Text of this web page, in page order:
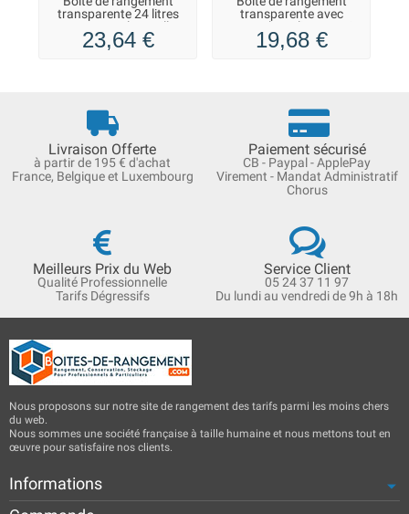
transparente 24 litres
avec couvercle papillon
et poignées
23,64 €
transparente avec
couvercle 44 litres Basic
L
19,68 €
Livraison Offerte
à partir de 195 € d'achat
France, Belgique et Luxembourg
Paiement sécurisé
CB - Paypal - ApplePay
Virement - Mandat Administratif
Chorus
Meilleurs Prix du Web
Qualité Professionnelle
Tarifs Dégressifs
Service Client
05 24 37 11 97
Du lundi au vendredi de 9h à 18h
Nous proposons sur notre site de rangement des tarifs parmi les moins chers
du web.
Nous sommes une société française à taille humaine et nous mettons tout en
œuvre pour satisfaire nos clients.
Informations